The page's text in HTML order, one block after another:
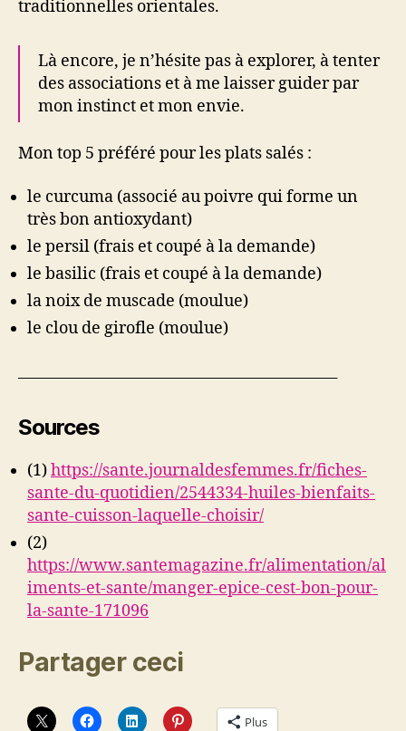
traditionnelles orientales.
Là encore, je n’hésite pas à explorer, à tenter
des associations et à me laisser guider par
mon instinct et mon envie.
Mon top 5 préféré pour les plats salés :
le curcuma (associé au poivre qui forme un
très bon antioxydant)
le persil (frais et coupé à la demande)
le basilic (frais et coupé à la demande)
la noix de muscade (moulue)
le clou de girofle (moulue)
Sources
(1)https://sante.journaldesfemmes.fr/fiches-
sante-du-quotidien/2544334-huiles-bienfaits-
sante-cuisson-laquelle-choisir/
(2)
https://www.santemagazine.fr/alimentation/al
iments-et-sante/manger-epice-cest-bon-pour-
la-sante-171096
Partager ceci
Plus